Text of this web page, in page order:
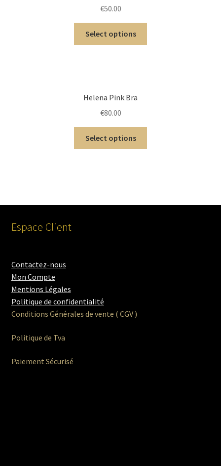
€50.00
Select options
Helena Pink Bra
€80.00
Select options
Espace Client
Contactez-nous
Mon Compte
Mentions Légales
Politique de confidentialité
Conditions Générales de vente ( CGV )
Politique de Tva
Paiement Sécurisé